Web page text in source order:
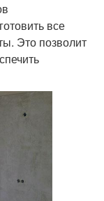
все
Это позволит